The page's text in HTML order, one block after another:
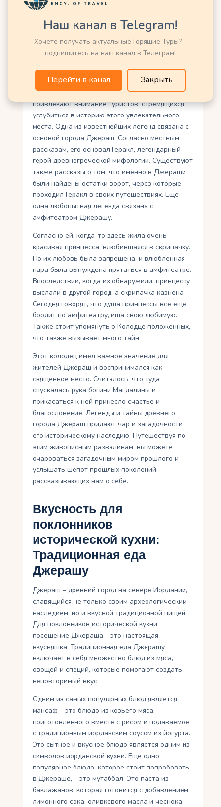
Запомните – Джерашский амфитеатр – это
любителей истории и культурного наследия.
Тайны и легенды
древнего города Джераш
Тайны и легенды древнего города Джераш
привлекают внимание туристов, стремящихся
углубиться в историю этого увлекательного
места. Одна из известнейших легенд связана с
основой города Джераш. Согласно местным
рассказам, его основал Геракл, легендарный
герой древнегреческой мифологии. Существуют
также рассказы о том, что именно в Джераши
были найдены остатки ворот, через которые
проходил Геракл в своих путешествиях. Еще
одна любопытная легенда связана с
амфитеатром Джерашу.
Согласно ей, когда-то здесь жила очень
красивая принцесса, влюбившаяся в скрипачку.
Но их любовь была запрещена, и влюбленная
пара была вынуждена прятаться в амфитеатре.
Впоследствии, когда их обнаружили, принцессу
выслали в другой город, а скрипачка казнена.
Сегодня говорят, что душа принцессы все еще
бродит по амфитеатру, ища свою любимую.
Также стоит упомянуть о Колодце положенных,
что также вызывает много тайн.
Этот колодец имел важное значение для
жителей Джераш и воспринимался как
священное место. Считалось, что туда
спускалась рука богини Магдалины и
прикасаться к ней принесло счастье и
благословение. Легенды и тайны древнего
города Джераш придают чар и загадочности
его историческому наследию. Путешествуя по
этим живописным развалинам, вы можете
очароваться загадочным миром прошлого и
услышать шепот прошлых поколений,
рассказывающих нам о себе.
Вкусность для
поклонников
исторической кухни:
Традиционная еда
Джерашу
Джераш – древний город на севере Иордании,
славящийся не только своим археологическим
наследием, но и вкусной традиционной пищей.
Для поклонников исторической кухни
посещение Джераша – это настоящая
вкусняшка. Традиционная еда Джерашу
включает в себя множество блюд из мяса,
овощей и специй, которые помогают создать
неповторимый вкус.
Одним из самых популярных блюд является
мансаф – это блюдо из козьего мяса,
приготовленного вместе с рисом и подаваемое
с традиционным иорданским соусом из йогурта.
Это сытное и вкусное блюдо является одним из
символов иорданской кухни. Еще одно
популярное блюдо, которое стоит попробовать
в Джераше, – это мутаббал. Это паста из
баклажанов, которая готовится с добавлением
лимонного сока, оливкового масла и чеснока.
Наш канал в Telegram!
Хочете получать актуальные Горящие Туры? -
подпишитесь на наш канал в Телеграм!
Перейти в канал Закрыть